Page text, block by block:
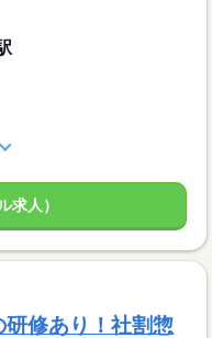
求人）
修あり！社割惣